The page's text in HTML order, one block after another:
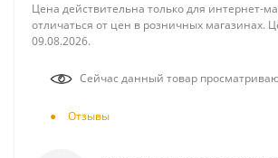
Цена действительна только для интернет-
отличаться от цен в розничных магазинах.
09.08.2026.
Сейчас данный товар
Отзывы